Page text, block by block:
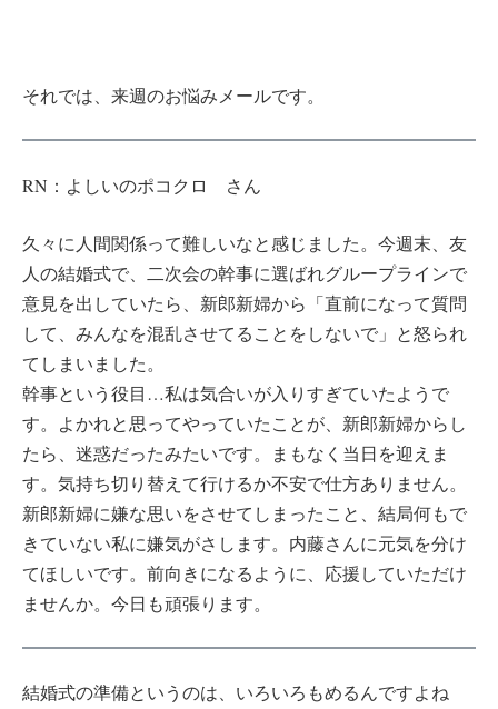
それでは、来週のお悩みメールです。
RN：よしいのポコクロ さん
久々に人間関係って難しいなと感じました。今週末、友
人の結婚式で、二次会の幹事に選ばれグループラインで
意見を出していたら、新郎新婦から「直前になって質問
して、みんなを混乱させてることをしないで」と怒られ
てしまいました。
幹事という役目…私は気合いが入りすぎていたようで
す。よかれと思ってやっていたことが、新郎新婦からし
たら、迷惑だったみたいです。まもなく当日を迎えま
す。気持ち切り替えて行けるか不安で仕方ありません。
新郎新婦に嫌な思いをさせてしまったこと、結局何もで
きていない私に嫌気がさします。内藤さんに元気を分け
てほしいです。前向きになるように、応援していただけ
ませんか。今日も頑張ります。
結婚式の準備というのは、いろいろもめるんですよね